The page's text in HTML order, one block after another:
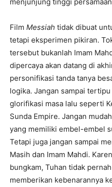
Film Messiah tidak dibuat
tetapi eksperimen pikiran.
tersebut bukanlah Imam
dipercaya akan datang di
personifikasi tanda tanya
logika. Jangan sampai
glorifikasi masa lalu seperti
Sunda Empire. Jangan
yang memiliki embel-embel
Tetapi juga jangan sampai
Masih dan Imam Mahdi.
bungkam, Tuhan tidak
memberikan kebenarannya